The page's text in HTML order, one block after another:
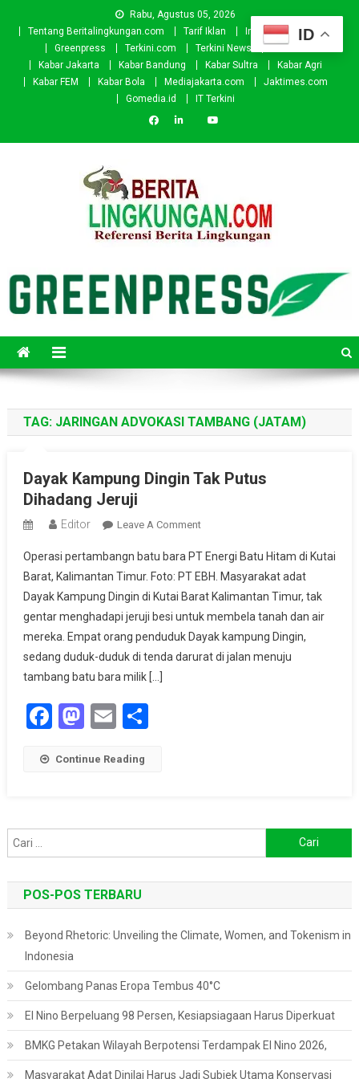
Rabu, Agustus 05, 2026
Tentang Beritalingkungan.com
Tarif Iklan Investor
Donasi
Greenpress
Terkini.com Terkini News
Kabar.id
Kabar Jakarta
Kabar Bandung Kabar Sultra
Kabar Agri
Kabar FEM
Kabar Bola Mediajakarta.com
Jaktimes.com
Gomedia.id
IT Terkini
TAG: JARINGAN ADVOKASI TAMBANG (JATAM)
Dayak Kampung Dingin Tak Putus
Dihadang Jeruji
Editor Leave A CommentOn
Kampung
Dingin
Tak
Putus
Dihadang
Jeruji
Operasi pertambangn batu bara PT Energi Batu Hitam di Kutai
Barat, Kalimantan Timur. Foto: PT EBH. Masyarakat adat
Dayak Kampung Dingin di Kutai Barat Kalimantan Timur, tak
gentar menghadapi jeruji besi untuk membela tanah dan air
mereka. Empat orang penduduk Dayak kampung Dingin,
sedang duduk-duduk di tenda darurat di jalan menuju
tambang batu bara milik […]
Facebook
Mastodon
EmailShare
Continue Reading
untuk:
POS-POS TERBARU
Beyond Rhetoric: Unveiling the Climate, Women, and Tokenism in
Indonesia
Gelombang Panas Eropa Tembus 40°C
El Nino Berpeluang 98 Persen, Kesiapsiagaan Harus Diperkuat
BMKG Petakan Wilayah Berpotensi Terdampak El Nino 2026,
Masyarakat Adat Dinilai Harus Jadi Subjek Utama Konservasi
ID